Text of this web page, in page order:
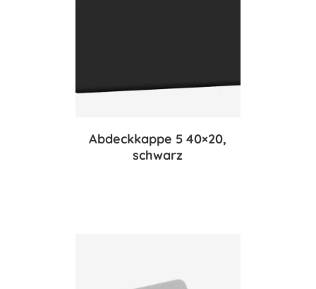
Abdeckkappe 5 40×20,
schwarz